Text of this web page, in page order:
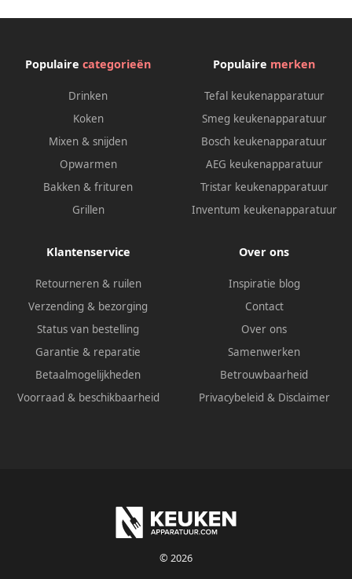
Populaire categorieën
Drinken
Koken
Mixen & snijden
Opwarmen
Bakken & frituren
Grillen
Populaire merken
Tefal keukenapparatuur
Smeg keukenapparatuur
Bosch keukenapparatuur
AEG keukenapparatuur
Tristar keukenapparatuur
Inventum keukenapparatuur
Klantenservice
Retourneren & ruilen
Verzending & bezorging
Status van bestelling
Garantie & reparatie
Betaalmogelijkheden
Voorraad & beschikbaarheid
Over ons
Inspiratie blog
Contact
Over ons
Samenwerken
Betrouwbaarheid
Privacybeleid & Disclaimer
© 2026